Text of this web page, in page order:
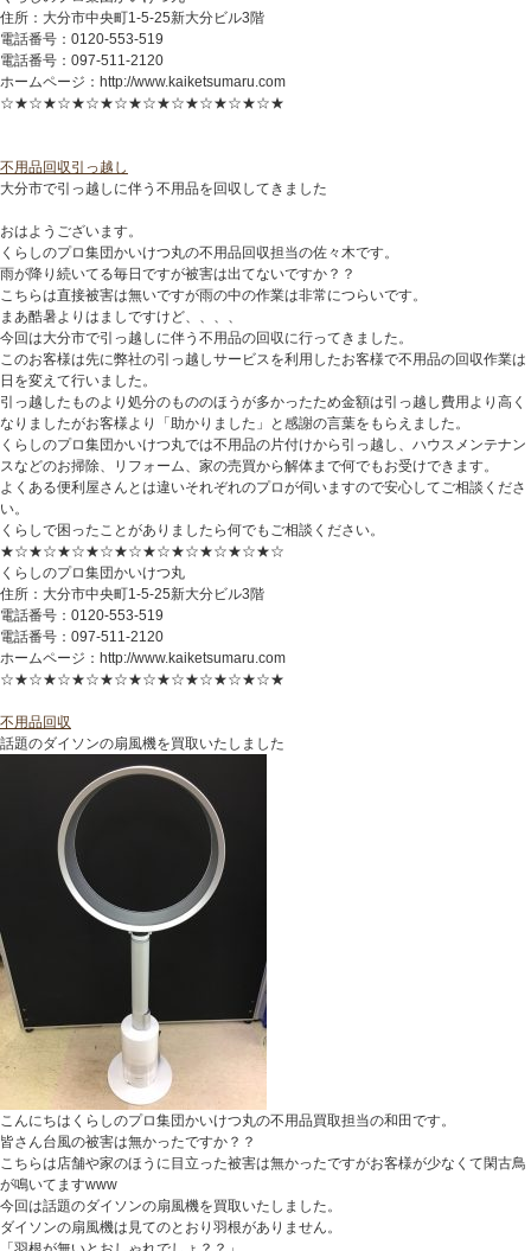
住所：大分市中央町1-5-25新大分ビル3階
電話番号：0120-553-519
電話番号：097-511-2120
ホームページ：http://www.kaiketsumaru.com
☆★☆★☆★☆★☆★☆★☆★☆★☆★☆★
不用品回収引っ越し
大分市で引っ越しに伴う不用品を回収してきました
おはようございます。
くらしのプロ集団かいけつ丸の不用品回収担当の佐々木です。
雨が降り続いてる毎日ですが被害は出てないですか？？
こちらは直接被害は無いですが雨の中の作業は非常につらいです。
まあ酷暑よりはましですけど、、、、
今回は大分市で引っ越しに伴う不用品の回収に行ってきました。
このお客様は先に弊社の引っ越しサービスを利用したお客様で不用品の回収作業は
日を変えて行いました。
引っ越したものより処分のもののほうが多かったため金額は引っ越し費用より高く
なりましたがお客様より「助かりました」と感謝の言葉をもらえました。
くらしのプロ集団かいけつ丸では不用品の片付けから引っ越し、ハウスメンテナン
スなどのお掃除、リフォーム、家の売買から解体まで何でもお受けできます。
よくある便利屋さんとは違いそれぞれのプロが伺いますので安心してご相談くださ
い。
くらしで困ったことがありましたら何でもご相談ください。
★☆★☆★☆★☆★☆★☆★☆★☆★☆★☆
くらしのプロ集団かいけつ丸
住所：大分市中央町1-5-25新大分ビル3階
電話番号：0120-553-519
電話番号：097-511-2120
ホームページ：http://www.kaiketsumaru.com
☆★☆★☆★☆★☆★☆★☆★☆★☆★☆★
不用品回収
話題のダイソンの扇風機を買取いたしました
こんにちはくらしのプロ集団かいけつ丸の不用品買取担当の和田です。
皆さん台風の被害は無かったですか？？
こちらは店舗や家のほうに目立った被害は無かったですがお客様が少なくて閑古鳥
が鳴いてますwww
今回は話題のダイソンの扇風機を買取いたしました。
ダイソンの扇風機は見てのとおり羽根がありません。